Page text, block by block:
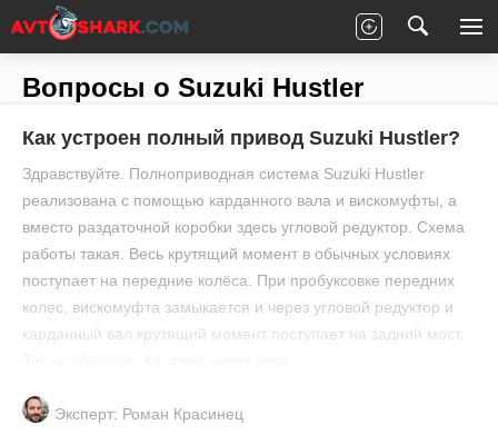
Главная Все вопросы Hustler
Вопросы о Suzuki Hustler
Как устроен полный привод Suzuki Hustler?
Здравствуйте. Полноприводная система Suzuki Hustler
реализована с помощью карданного вала и вискомуфты, а
вместо раздаточной коробки здесь угловой редуктор. Схема
работы такая. Весь крутящий момент в обычных условиях
поступает на передние колёса. При пробуксовке передних
колес, вискомуфта замыкается и через угловой редуктор и
карданный вал крутящий момент поступает на задний мост.
Эксперт: Роман Красинец